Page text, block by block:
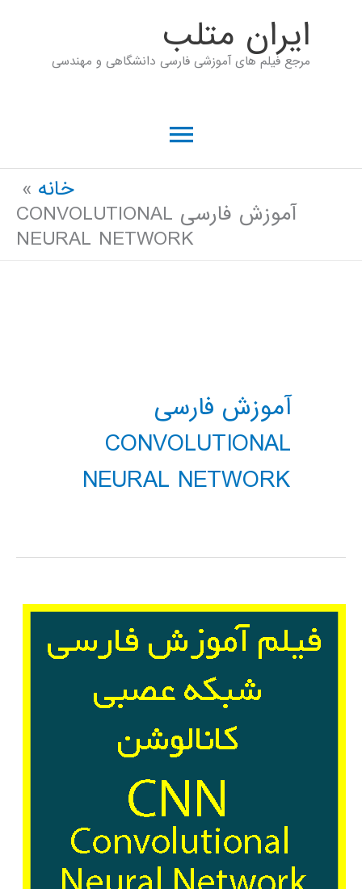
ايران متلب
مرجع فیلم های آموزشی فارسی دانشگاهی و مهندسی
فهرست
خانه
آموزش فارسی CONVOLUTIONAL
NEURAL NETWORK
آموزش فارسی
CONVOLUTIONAL
NEURAL NETWORK